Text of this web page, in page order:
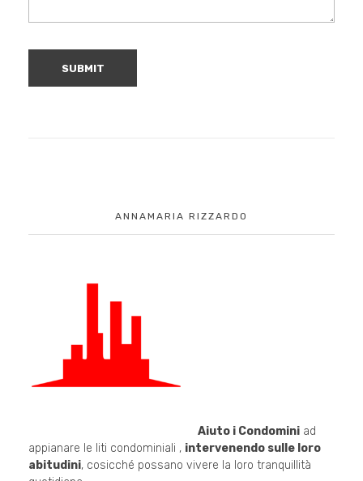
ANNAMARIA RIZZARDO
Aiuto i Condominiad
appianare le liti condominiali , intervenendo sulle loro
abitudini, cosicché possano vivere la loro tranquillità